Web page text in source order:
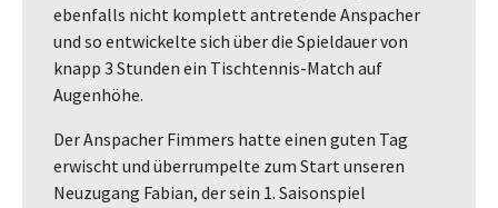
ebenfalls nicht komplett antretende Anspacher
und so entwickelte sich über die Spieldauer von
knapp 3 Stunden ein Tischtennis-Match auf
Augenhöhe.
Der Anspacher Fimmers hatte einen guten Tag
erwischt und überrumpelte zum Start unseren
Neuzugang Fabian, der sein 1. Saisonspiel